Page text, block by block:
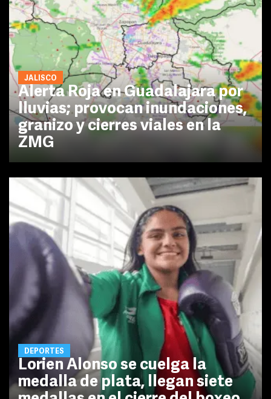
JALISCO
Alerta Roja en Guadalajara por
lluvias; provocan inundaciones,
granizo y cierres viales en la
ZMG
DEPORTES
Lorien Alonso se cuelga la
medalla de plata, llegan siete